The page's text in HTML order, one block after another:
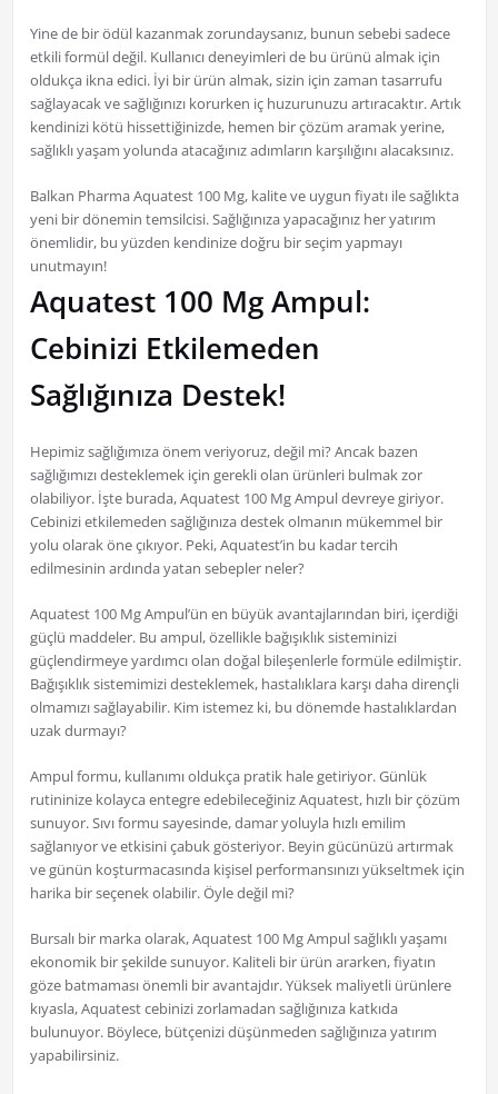
Yine de bir ödül kazanmak zorundaysanız, bunun sebebi sadece
etkili formül değil. Kullanıcı deneyimleri de bu ürünü almak için
oldukça ikna edici. İyi bir ürün almak, sizin için zaman tasarrufu
sağlayacak ve sağlığınızı korurken iç huzurunuzu artıracaktır. Artık
kendinizi kötü hissettiğinizde, hemen bir çözüm aramak yerine,
sağlıklı yaşam yolunda atacağınız adımların karşılığını alacaksınız.
Balkan Pharma Aquatest 100 Mg, kalite ve uygun fiyatı ile sağlıkta
yeni bir dönemin temsilcisi. Sağlığınıza yapacağınız her yatırım
önemlidir, bu yüzden kendinize doğru bir seçim yapmayı
unutmayın!
Aquatest 100 Mg Ampul:
Cebinizi Etkilemeden
Sağlığınıza Destek!
Hepimiz sağlığımıza önem veriyoruz, değil mi? Ancak bazen
sağlığımızı desteklemek için gerekli olan ürünleri bulmak zor
olabiliyor. İşte burada, Aquatest 100 Mg Ampul devreye giriyor.
Cebinizi etkilemeden sağlığınıza destek olmanın mükemmel bir
yolu olarak öne çıkıyor. Peki, Aquatest’in bu kadar tercih
edilmesinin ardında yatan sebepler neler?
Aquatest 100 Mg Ampul’ün en büyük avantajlarından biri, içerdiği
güçlü maddeler. Bu ampul, özellikle bağışıklık sisteminizi
güçlendirmeye yardımcı olan doğal bileşenlerle formüle edilmiştir.
Bağışıklık sistemimizi desteklemek, hastalıklara karşı daha dirençli
olmamızı sağlayabilir. Kim istemez ki, bu dönemde hastalıklardan
uzak durmayı?
Ampul formu, kullanımı oldukça pratik hale getiriyor. Günlük
rutininize kolayca entegre edebileceğiniz Aquatest, hızlı bir çözüm
sunuyor. Sıvı formu sayesinde, damar yoluyla hızlı emilim
sağlanıyor ve etkisini çabuk gösteriyor. Beyin gücünüzü artırmak
ve günün koşturmacasında kişisel performansınızı yükseltmek için
harika bir seçenek olabilir. Öyle değil mi?
Bursalı bir marka olarak, Aquatest 100 Mg Ampul sağlıklı yaşamı
ekonomik bir şekilde sunuyor. Kaliteli bir ürün ararken, fiyatın
göze batmaması önemli bir avantajdır. Yüksek maliyetli ürünlere
kıyasla, Aquatest cebinizi zorlamadan sağlığınıza katkıda
bulunuyor. Böylece, bütçenizi düşünmeden sağlığınıza yatırım
yapabilirsiniz.